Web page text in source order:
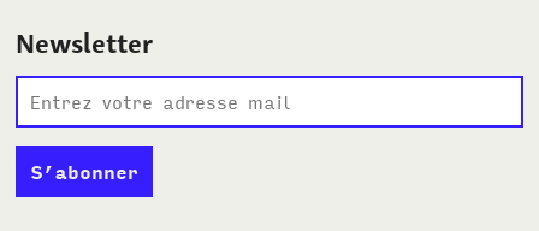
Newsletter